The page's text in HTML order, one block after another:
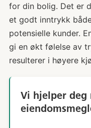
for din bolig. Det er
et godt inntrykk
potensielle kunder.
gi en økt følelse av
resulterer i høyere
Vi hjelper